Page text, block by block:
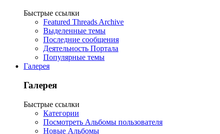
Быстрые ссылки
Featured Threads Archive
Выделенные темы
Последние сообщения
Деятельность Портала
Популярные темы
Галерея
Галерея
Быстрые ссылки
Категории
Посмотреть Альбомы пользователя
Новые Альбомы